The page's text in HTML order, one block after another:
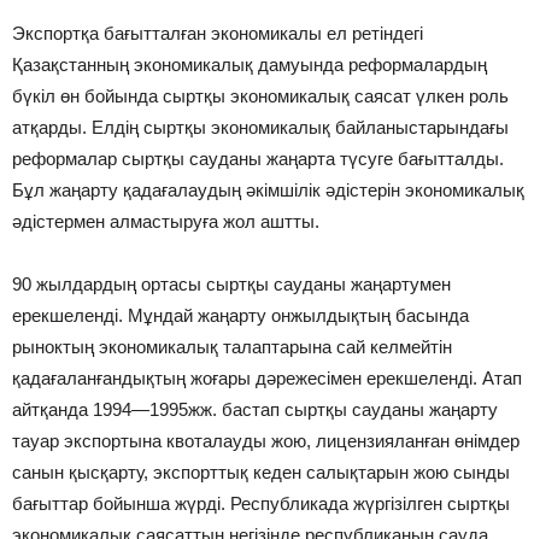
Экспортқа бағытталған экономикалы ел ретіндегі
Қазақстанның экономикалық дамуында реформалардың
бүкіл өн бойында сыртқы экономикалық саясат үлкен роль
атқарды. Елдің сыртқы экономикалық байланыстарындағы
реформалар сыртқы сауданы жаңарта түсуге бағытталды.
Бұл жаңарту қадағалаудың әкімшілік әдістерін экономикалық
әдістермен алмастыруға жол аштты.
90 жылдардың ортасы сыртқы сауданы жаңартумен
ерекшеленді. Мұндай жаңарту онжылдықтың басында
рыноктың экономикалық талаптарына сай келмейтін
қадағаланғандықтың жоғары дәрежесімен ерекшеленді. Атап
айтқанда 1994—1995жж. бастап сыртқы сауданы жаңарту
тауар экспортына квоталауды жою, лицензияланған өнімдер
санын қысқарту, экспорттық кеден салықтарын жою сынды
бағыттар бойынша жүрді. Республикада жүргізілген сыртқы
экономикалық саясаттың негізінде республиканың сауда